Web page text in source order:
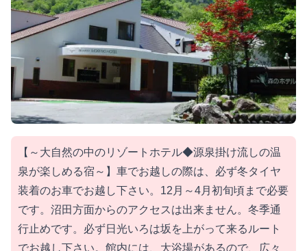
【～大自然の中のリゾートホテル◆源泉掛け流しの温
泉が楽しめる宿～】車でお越しの際は、必ず冬タイヤ
装着のお車でお越し下さい。12月～4月初旬頃まで必要
です。沼田方面からのアクセスは出来ません。冬季通
行止めです。必ず日光いろは坂を上がって来るルート
でお越し下さい。館内には、大浴場があるので、広々